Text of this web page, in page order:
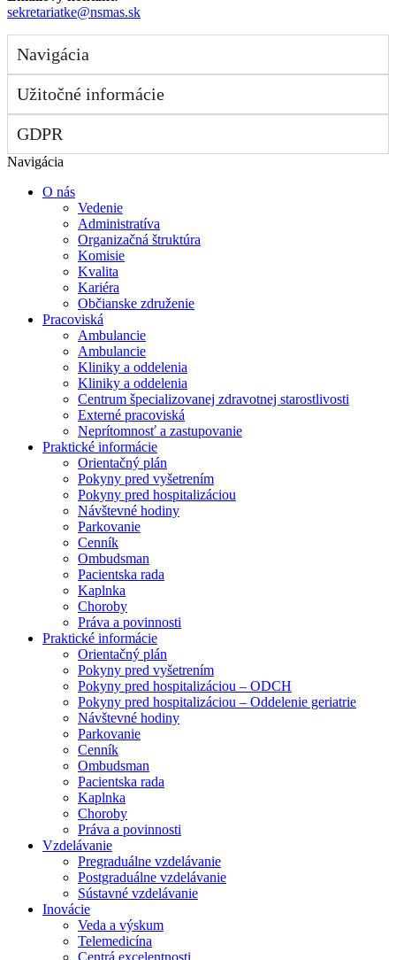
sekretariatke@nsmas.sk
Navigácia
Užitočné informácie
GDPR
Navigácia
O nás
Vedenie
Administratíva
Organizačná štruktúra
Komisie
Kvalita
Kariéra
Občianske združenie
Pracoviská
Ambulancie
Ambulancie
Kliniky a oddelenia
Kliniky a oddelenia
Centrum špecializovanej zdravotnej starostlivosti
Externé pracoviská
Neprítomnosť a zastupovanie
Praktické informácie
Orientačný plán
Pokyny pred vyšetrením
Pokyny pred hospitalizáciou
Návštevné hodiny
Parkovanie
Cenník
Ombudsman
Pacientska rada
Kaplnka
Choroby
Práva a povinnosti
Praktické informácie
Orientačný plán
Pokyny pred vyšetrením
Pokyny pred hospitalizáciou – ODCH
Pokyny pred hospitalizáciou – Oddelenie geriatrie
Návštevné hodiny
Parkovanie
Cenník
Ombudsman
Pacientska rada
Kaplnka
Choroby
Práva a povinnosti
Vzdelávanie
Pregraduálne vzdelávanie
Postgraduálne vzdelávanie
Sústavné vzdelávanie
Inovácie
Veda a výskum
Telemedicína